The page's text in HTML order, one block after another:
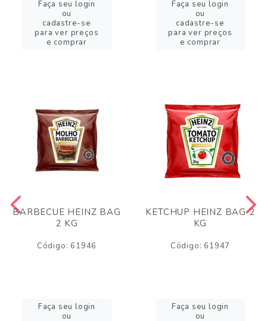
Faça seu login
ou
cadastre-se
para ver preços
e comprar
Faça seu login
ou
cadastre-se
para ver preços
e comprar
BARBECUE HEINZ BAG
2 KG
Código: 61946
Faça seu login
ou
KETCHUP HEINZ BAG 2
KG
Código: 61947
Faça seu login
ou